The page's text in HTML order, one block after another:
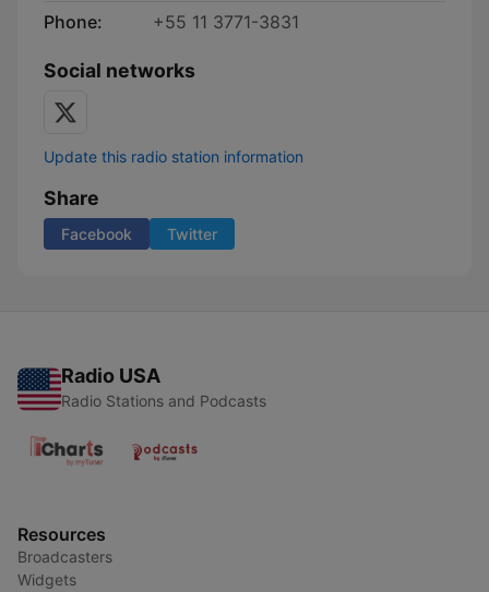
Phone:
+55 11 3771-3831
Social networks
Update this radio station information
Share
Facebook Twitter
Radio USA
Radio Stations and Podcasts
Resources
Broadcasters
Widgets